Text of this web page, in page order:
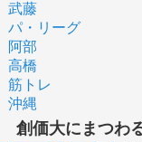
武藤
パ・リーグ
阿部
高橋
筋トレ
沖縄
創価大にまつわ